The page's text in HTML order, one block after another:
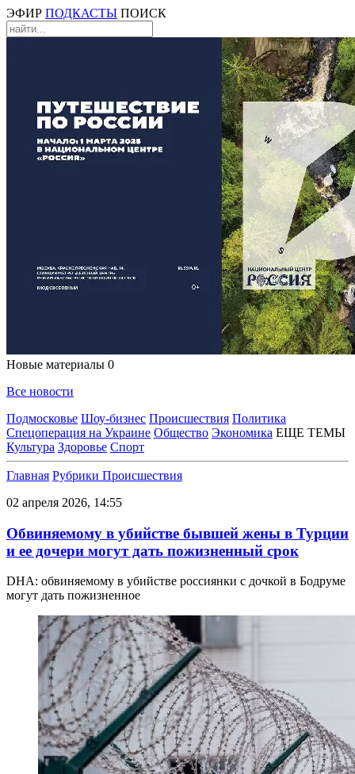
ЭФИР ПОДКАСТЫ ПОИСК
Новые материалы 0
Все новости
Подмосковье Шоу-бизнес Происшествия Политика
Спецоперация на Украине Общество Экономика ЕЩЕ ТЕМЫ
Культура Здоровье Спорт
Главная Рубрики Происшествия
02 апреля 2026, 14:55
Обвиняемому в убийстве бывшей жены в Турции
и ее дочери могут дать пожизненный срок
DHA: обвиняемому в убийстве россиянки с дочкой в Бодруме
могут дать пожизненное